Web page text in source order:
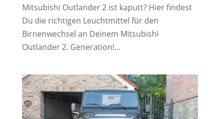
Mitsubishi Outlander 2 ist kaputt? Hier findest
Du die richtigen Leuchtmittel für den
Birnenwechsel an Deinem Mitsubishi
Outlander 2. Generation!...